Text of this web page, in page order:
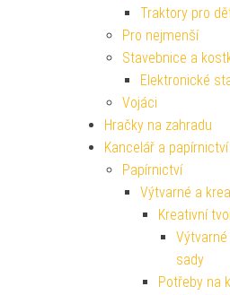
Traktory pro
Pro nejmenší
Stavebnice a
Elektronické
Vojáci
Hračky na zahradu
Kancelář a papírnictví
Papírnictví
Výtvarné a
Kreativní
sady
Potřeby na